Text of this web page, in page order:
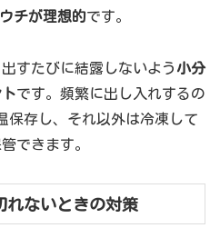
チが理想的です。
すたびに結露しないよう 小分
です。頻繁に出し入れするの
保存し、それ以外は冷凍して
できます。
れないときの対策